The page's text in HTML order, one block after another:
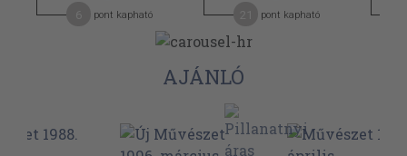
pont kapható pont kapható
AJÁNLÓ